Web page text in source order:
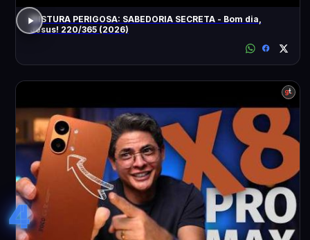
MISTURA PERIGOSA: SABEDORIA SECRETA - Bom dia,
Jesus! 220/365 (2026)
4